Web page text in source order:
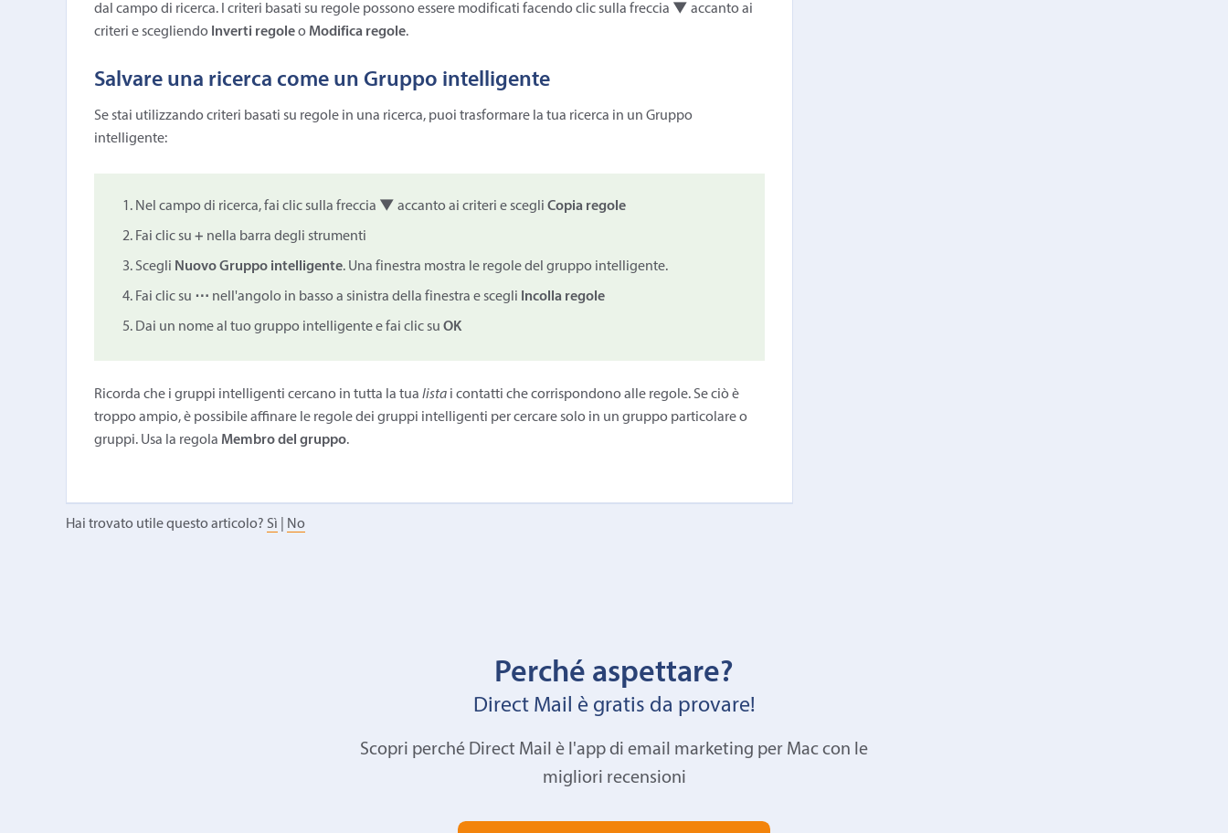
dal campo di ricerca. I criteri basati su regole possono essere modificati facendo clic sulla freccia ▼ accanto ai
criteri e scegliendo Inverti regoleo Modifica regole.
Salvare una ricerca come un Gruppo intelligente
Se stai utilizzando criteri basati su regole in una ricerca, puoi trasformare la tua ricerca in un Gruppo
intelligente:
Nel campo di ricerca, fai clic sulla freccia ▼ accanto ai criteri e scegli Copia regole
Fai clic su + nella barra degli strumenti
Scegli Nuovo Gruppo intelligente. Una finestra mostra le regole del gruppo intelligente.
Fai clic su ⋯ nell'angolo in basso a sinistra della finestra e scegli Incolla regole
Dai un nome al tuo gruppo intelligente e fai clic su OK
Ricorda che i gruppi intelligenti cercano in tutta la tua listai contatti che corrispondono alle regole. Se ciò è
troppo ampio, è possibile affinare le regole dei gruppi intelligenti per cercare solo in un gruppo particolare o
gruppi. Usa la regola Membro del gruppo.
Hai trovato utile questo articolo? Sì No
Perché aspettare?
Direct Mail è gratis da provare!
Scopri perché Direct Mail è l'app di email marketing per Mac con le
migliori recensioni